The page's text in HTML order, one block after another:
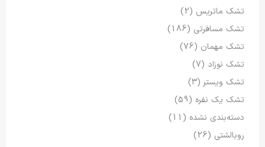
تشک ماتریس (2)
تشک مسافرتی (186)
تشک مهمان (76)
تشک نوزاد (7)
تشک ویستر (3)
تشک یک نفره (59)
دسته‌بندی نشده (11)
روبالشتی (26)